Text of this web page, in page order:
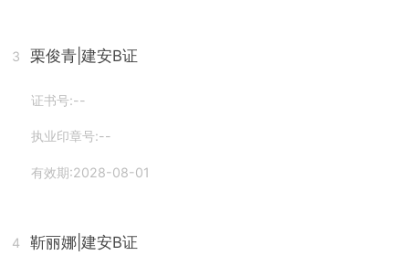
3 栗俊青 |建安B证
证书号:--
执业印章号:--
有效期:2028-08-01
4 靳丽娜 |建安B证